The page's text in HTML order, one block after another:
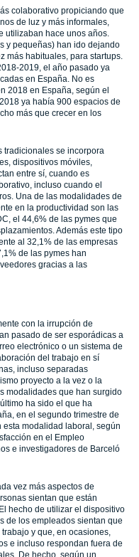
colaborativo propiciando que
de luz y más informales,
utilizaban hace unos años.
y pequeñas) han ido dejando
más habituales, para startups.
2019, el año pasado ya
en España. No es
2018 en España, según el
ya había 900 espacios de
más que crecer en los
tradicionales se incorpora
dispositivos móviles,
entre sí, cuando es
incluso cuando el
Una de las modalidades de
en la productividad son las
el 44,6% de las pymes que
Además este tipo
al 32,1% de las empresas
de las pymes han
gracias a las
con la irrupción de
pasado de ser esporádicas a
electrónico o un sistema de
del trabajo en sí
incluso separadas
proyecto a la vez o la
modalidades que han surgido
ha sido el que ha
en el segundo trimestre de
modalidad laboral, según
en el Empleo
e investigadores de Barceló
vez más aspectos de
sientan que están
hecho de utilizar el dispositivo
de los empleados sientan que
y que, en ocasiones,
e incluso respondan fuera de
De hecho, según un